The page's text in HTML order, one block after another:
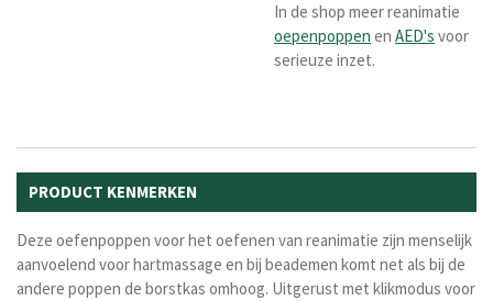
In de shop meer reanimatie
oepenpoppen en AED's voor
serieuze inzet.
PRODUCT KENMERKEN
Deze oefenpoppen voor het oefenen van reanimatie zijn menselijk
aanvoelend voor hartmassage en bij beademen komt net als bij de
andere poppen de borstkas omhoog. Uitgerust met klikmodus voor